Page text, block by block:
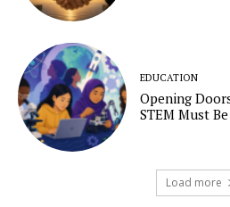
EDUCATION
Opening
STEM Must
Load more